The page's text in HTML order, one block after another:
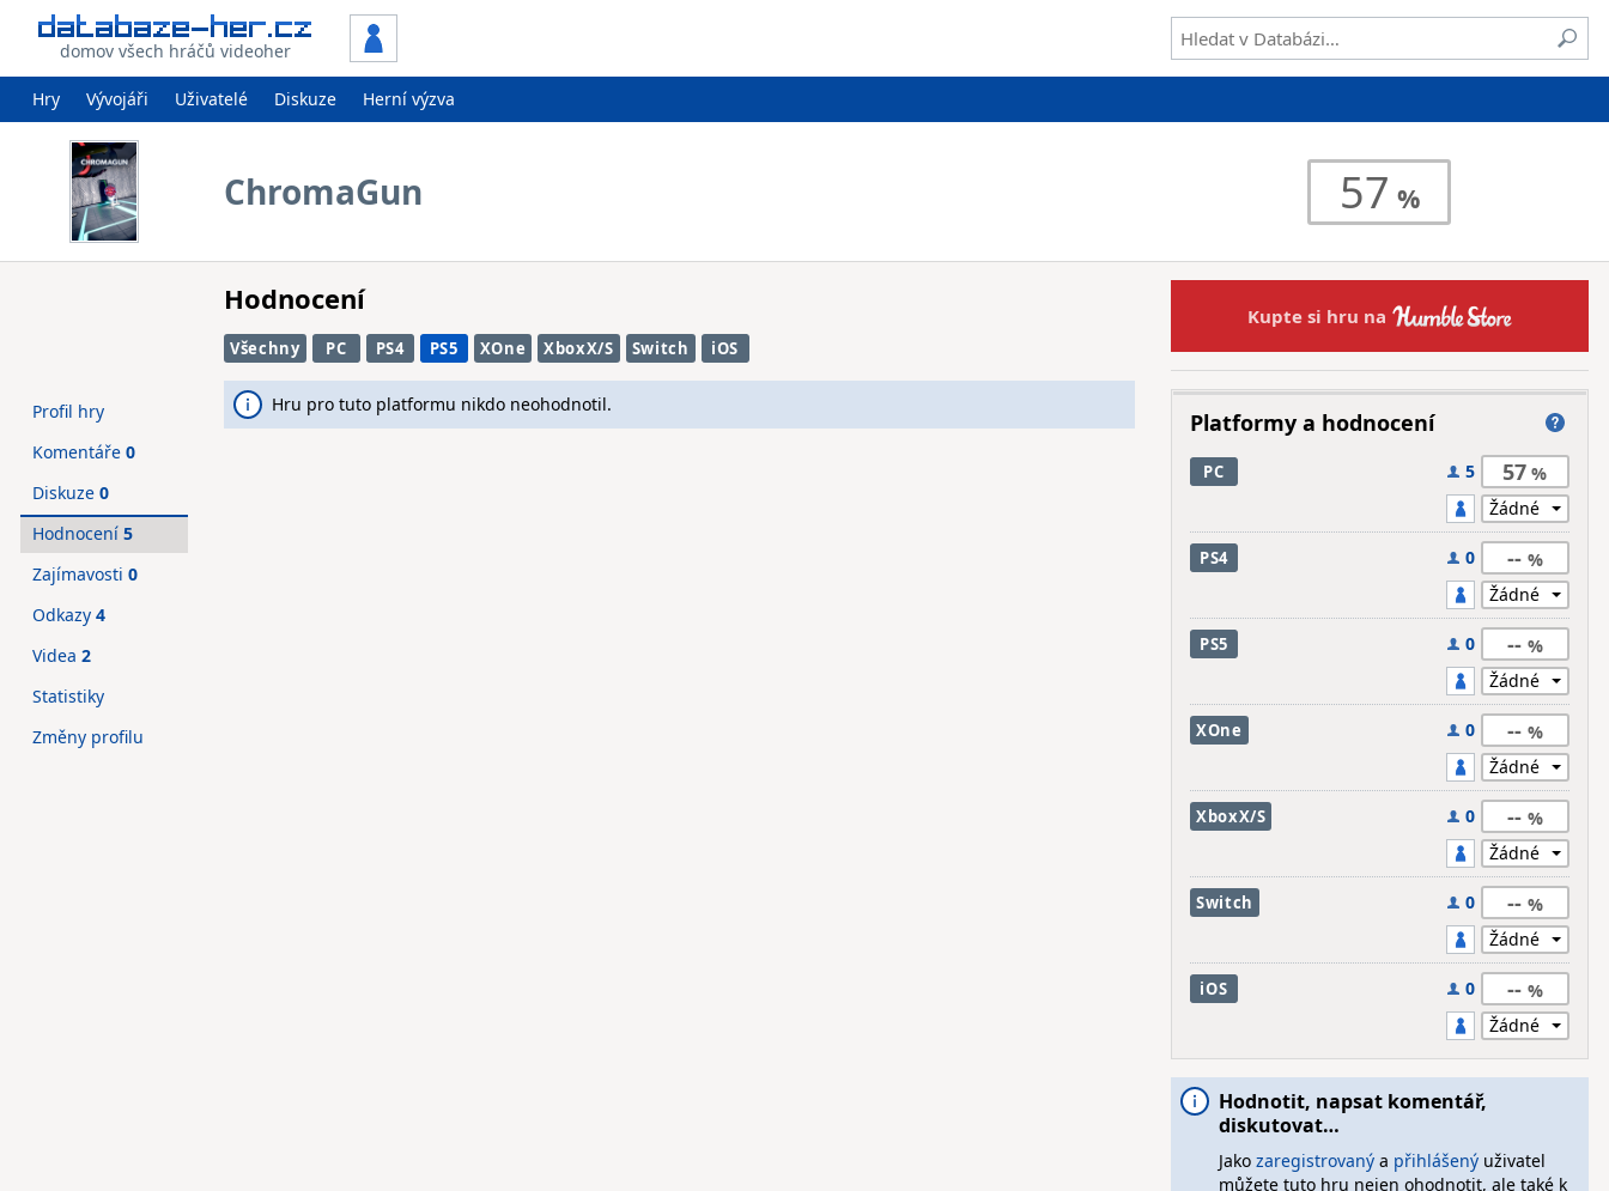
domov všech hráčů videoher
Hry Vývojáři Uživatelé Diskuze Herní výzva
ChromaGun 57
Hodnocení
Všechny PC PS4 PS5 XOne XboxX/S Switch iOS
Hru pro tuto platformu nikdo neohodnotil.
Profil hry
Komentáře 0
Diskuze 0
Hodnocení 5
Zajímavosti 0
Odkazy 4
Videa 2
Statistiky
Změny profilu
Kupte si hru na
Platformy a hodnocení
PC 5 57
PS4 0 --
PS5 0 --
XOne 0 --
XboxX/S 0 --
Switch 0 --
iOS 0 --
Hodnotit, napsat komentář,
diskutovat…
Jako zaregistrovanýa přihlášenýuživatel
můžete tuto hru nejen ohodnotit, ale také k